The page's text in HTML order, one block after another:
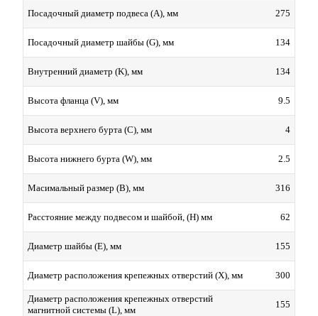
Посадочный диаметр подвеса (А), мм 275
Посадочный диаметр шайбы (G), мм 134
Внутренний диаметр (K), мм 134
Высота фланца (V), мм 9.5
Высота верхнего бурта (C), мм 4
Высота нижнего бурта (W), мм 2.5
Масимальный размер (B), мм 316
Расстояние между подвесом и шайбой, (H) мм 62
Диаметр шайбы (E), мм 155
Диаметр расположения крепежных отверстий (X), мм 300
Диаметр расположения крепежных отверстий
магнитной системы (L), мм
155